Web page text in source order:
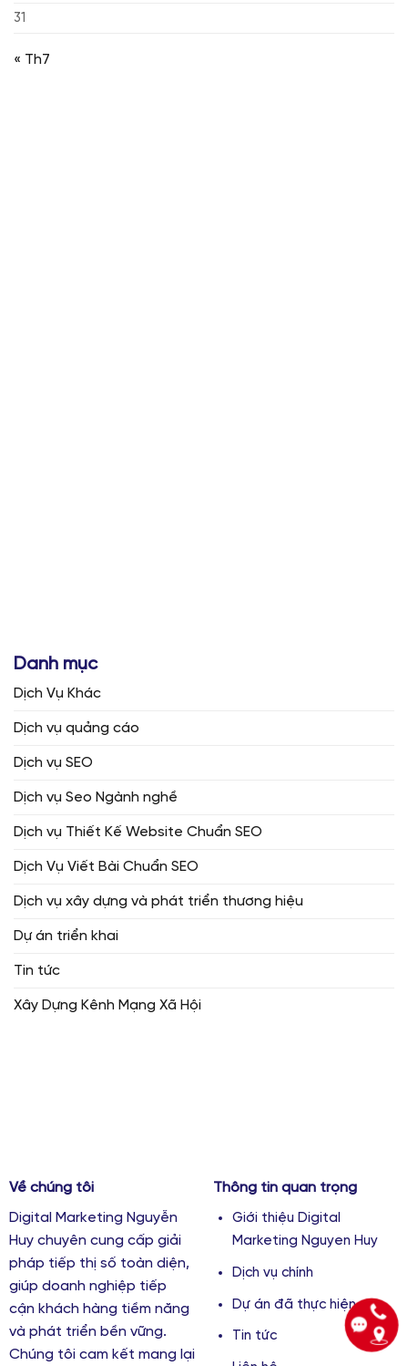
31
« Th7
Danh mục
Dịch Vụ Khác
Dịch vụ quảng cáo
Dịch vụ SEO
Dịch vụ Seo Ngành nghề
Dịch vụ Thiết Kế Website Chuẩn SEO
Dịch Vụ Viết Bài Chuẩn SEO
Dịch vụ xây dựng và phát triển thương hiệu
Dự án triển khai
Tin tức
Xây Dựng Kênh Mạng Xã Hội
Về chúng tôi
Digital Marketing Nguyễn
Huy chuyên cung cấp giải
pháp tiếp thị số toàn diện,
giúp doanh nghiệp tiếp
cận khách hàng tiềm năng
và phát triển bền vững.
Chúng tôi cam kết mang lại
Thông tin quan trọng
Giới thiệu Digital
Marketing Nguyen Huy
Dịch vụ chính
Dự án đã thực hiện
Tin tức